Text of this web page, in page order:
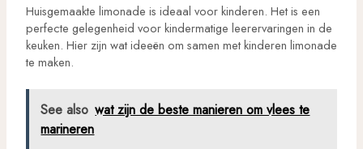
Huisgemaakte limonade is ideaal voor kinderen. Het is een
perfecte gelegenheid voor kindermatige leerervaringen in de
keuken. Hier zijn wat ideeën om samen met kinderen limonade
te maken.
See also wat zijn de beste manieren om vlees te
marineren